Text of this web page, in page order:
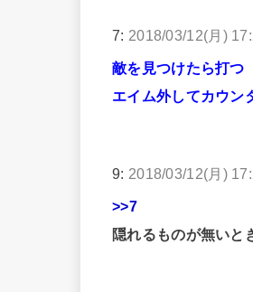
7: 2018/03/12(月)
敵を見つけたら打つ
エイム外してカウン
9: 2018/03/12(月)
>>7
隠れるものが無いと